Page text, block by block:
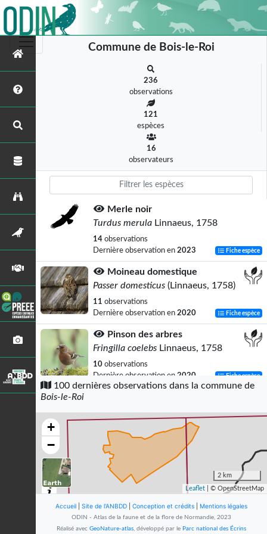
Commune de Bois-le-Roi
236
observations
121
espèces
16
observateurs
Merle noir
Turdus merula Linnaeus, 1758
14 observations
Dernière observation en 2023 Fiche espèce
Moineau domestique
Passer domesticus (Linnaeus, 1758)
11 observations
Dernière observation en 2020 Fiche espèce
Pinson des arbres
Fringilla coelebs Linnaeus, 1758
10 observations
Dernière observation en 2020 Fiche espèce
Streptopelia decaocto(Frivaldszky, 1838)
Dernière observation en
2023
Accenteur mouchet
Prunella modularis
(Linnaeus, 1758)
Rougegorge familier
100 dernières observations dans la commune de
Bois-le-Roi
+
−
2 km
Leaflet | © OpenStreetMap
Accueil Site de l'ANBDD Conception et crédits Mentions légales
ODIN - Atlas de la faune et de la flore de Normandie, 2023
Réalisé avec GeoNature-atlas, développé par le Parc national des Écrins